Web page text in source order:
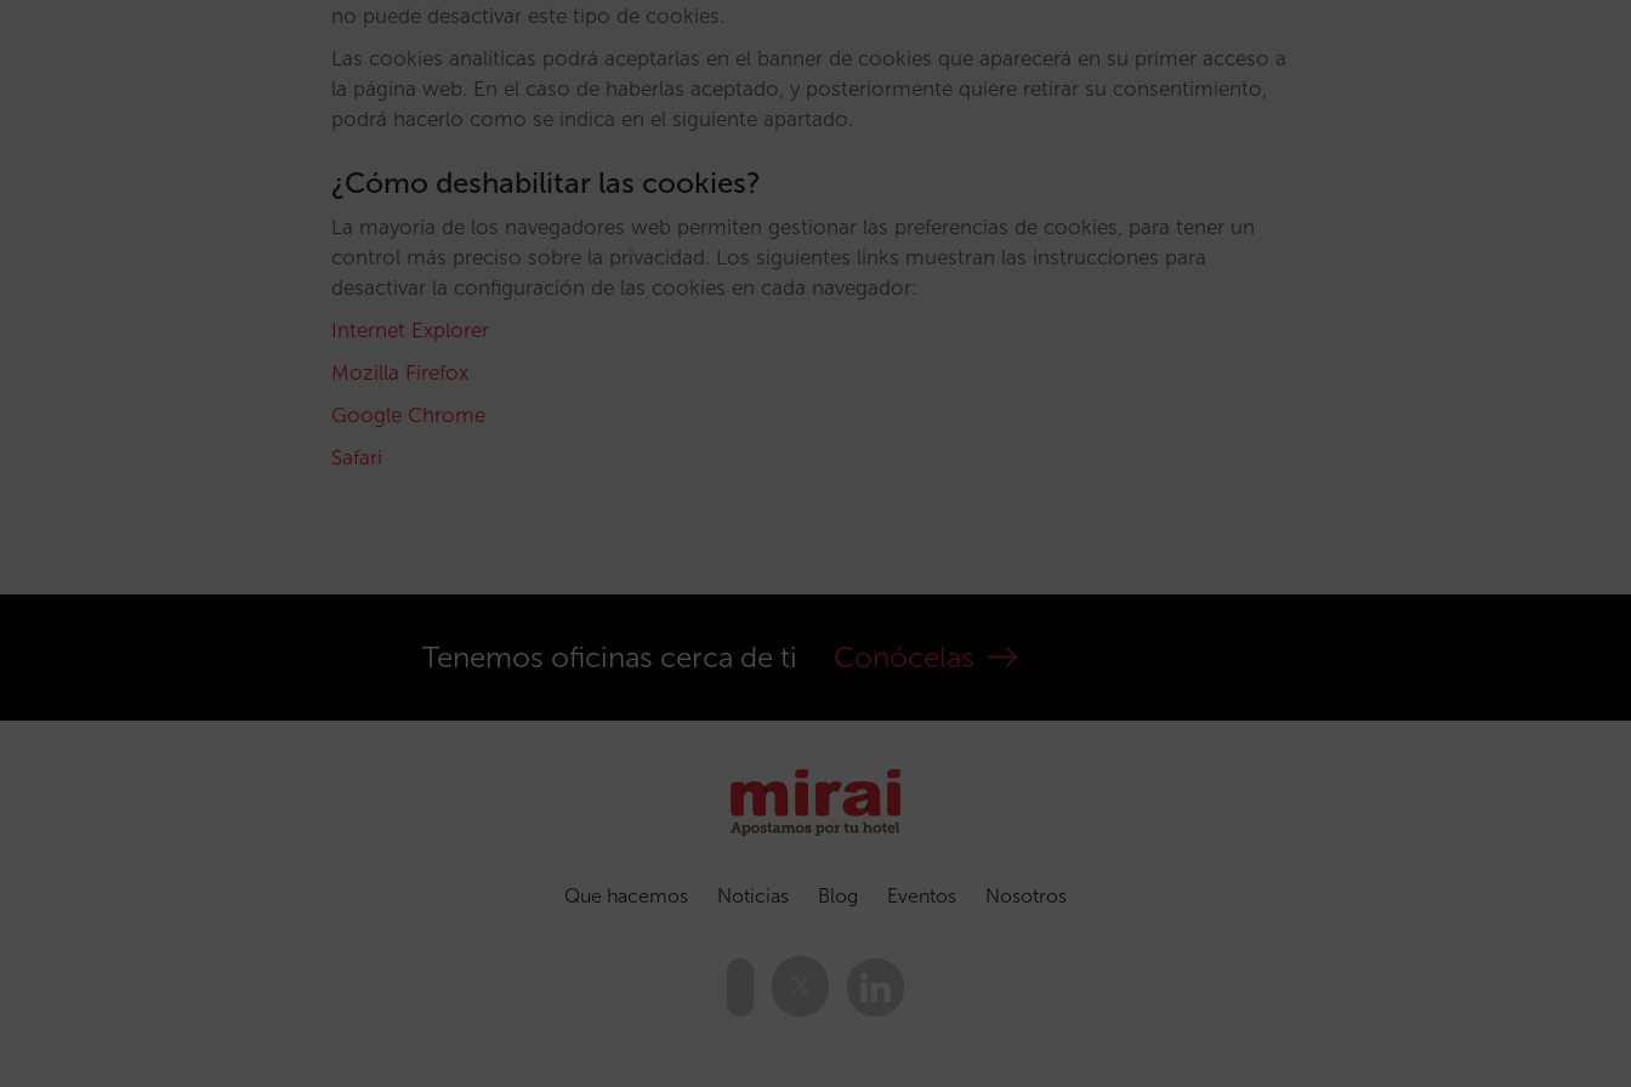
no puede desactivar este tipo de cookies.
Las cookies analíticas podrá aceptarlas en el banner de cookies que aparecerá en su primer acceso a
la página web. En el caso de haberlas aceptado, y posteriormente quiere retirar su consentimiento,
podrá hacerlo como se indica en el siguiente apartado.
¿Cómo deshabilitar las cookies?
La mayoría de los navegadores web permiten gestionar las preferencias de cookies, para tener un
control más preciso sobre la privacidad. Los siguientes links muestran las instrucciones para
desactivar la configuración de las cookies en cada navegador:
Internet Explorer
Mozilla Firefox
Google Chrome
Safari
Tenemos oficinas cerca de ti Conócelas
Que hacemos Noticias Blog Eventos Nosotros